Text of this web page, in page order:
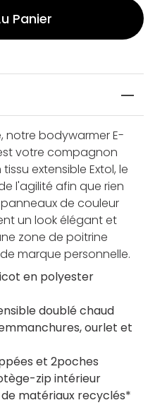
Panier
notre bodywarmer E-
votre compagnon
extensible Extol, le
l'agilité afin que rien
de couleur
un look élégant et
zone de poitrine
marque personnelle.
en polyester
doublé chaud
ourlet et
et 2poches
zip intérieur
matériaux recyclés*